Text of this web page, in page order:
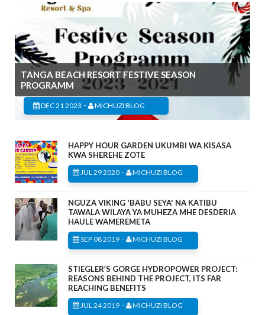
TANGA BEACH RESORT FESTIVE SEASON
PROGRAMM
DEC 21 2023 - MICHUZI BLOG
HAPPY HOUR GARDEN UKUMBI WA KISASA
KWA SHEREHE ZOTE
JUL 29 2020 - MICHUZI BLOG
NGUZA VIKING 'BABU SEYA' NA KATIBU
TAWALA WILAYA YA MUHEZA MHE DESDERIA
HAULE WAMEREMETA
SEP 08 2019 - MICHUZI BLOG
STIEGLER’S GORGE HYDROPOWER PROJECT:
REASONS BEHIND THE PROJECT, ITS FAR
REACHING BENEFITS
JUL 24 2019 - MICHUZI BLOG